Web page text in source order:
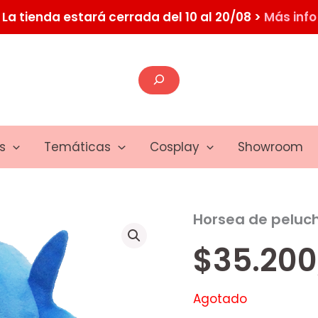
La tienda estará cerrada del 10 al 20/08 > Más info
Temáticas Cosplay Showroom
Horsea de
$
Agotado